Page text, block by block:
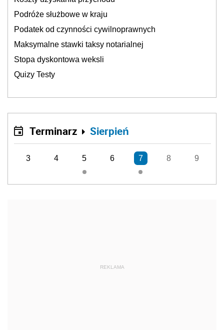
Podróże służbowe w kraju
Podatek od czynności cywilnoprawnych
Maksymalne stawki taksy notarialnej
Stopa dyskontowa weksli
Quizy Testy
Terminarz Sierpień
3 4 5 6 7 8 9
REKLAMA